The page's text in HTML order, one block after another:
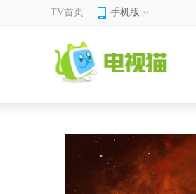
TV首页 手机版